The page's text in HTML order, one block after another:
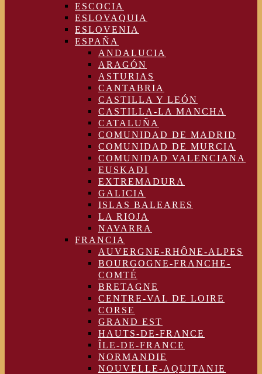
ESCOCIA
ESLOVAQUIA
ESLOVENIA
ESPAÑA
ANDALUCIA
ARAGÓN
ASTURIAS
CANTABRIA
CASTILLA Y LEÓN
CASTILLA-LA MANCHA
CATALUÑA
COMUNIDAD DE MADRID
COMUNIDAD DE MURCIA
COMUNIDAD VALENCIANA
EUSKADI
EXTREMADURA
GALICIA
ISLAS BALEARES
LA RIOJA
NAVARRA
FRANCIA
AUVERGNE-RHÔNE-ALPES
BOURGOGNE-FRANCHE-
COMTÉ
BRETAGNE
CENTRE-VAL DE LOIRE
CORSE
GRAND EST
HAUTS-DE-FRANCE
ÎLE-DE-FRANCE
NORMANDIE
NOUVELLE-AQUITANIE